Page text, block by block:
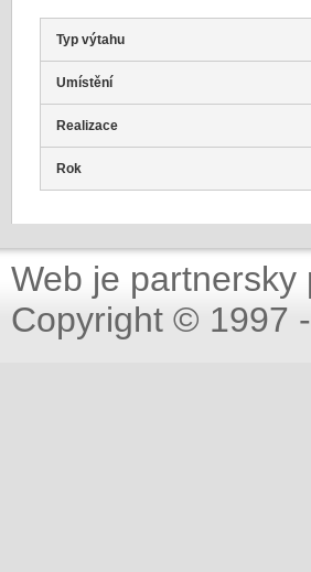
Typ výtahu
Umístění
Realizace
Rok
Web je partnersky
Copyright © 1997